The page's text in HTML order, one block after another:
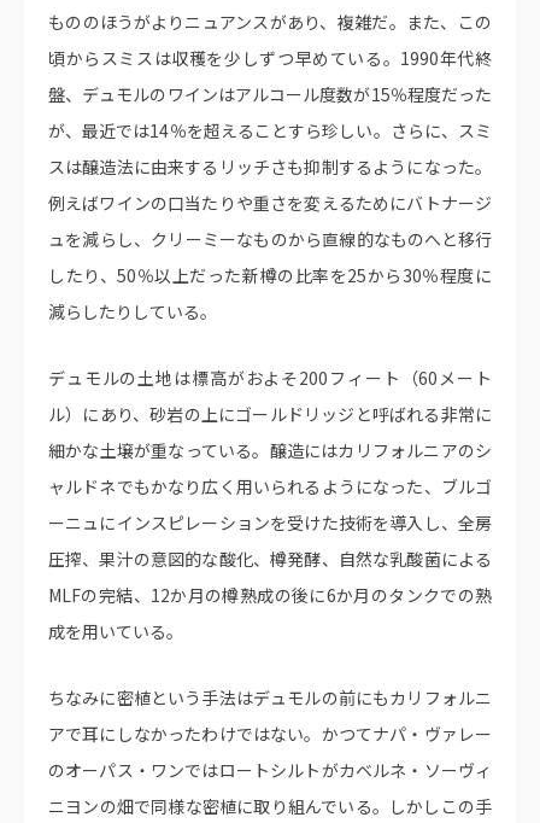
もののほうがよりニュアンスがあり、複雑だ。また、この
頃からスミスは収穫を少しずつ早めている。1990年代終
盤、デュモルのワインはアルコール度数が15％程度だった
が、最近では14％を超えることすら珍しい。さらに、スミ
スは醸造法に由来するリッチさも抑制するようになった。
例えばワインの口当たりや重さを変えるためにバトナージ
ュを減らし、クリーミーなものから直線的なものへと移行
したり、50％以上だった新樽の比率を25から30％程度に
減らしたりしている。
デュモルの土地は標高がおよそ200フィート（60メート
ル）にあり、砂岩の上にゴールドリッジと呼ばれる非常に
細かな土壌が重なっている。醸造にはカリフォルニアのシ
ャルドネでもかなり広く用いられるようになった、ブルゴ
ーニュにインスピレーションを受けた技術を導入し、全房
圧搾、果汁の意図的な酸化、樽発酵、自然な乳酸菌による
MLFの完結、12か月の樽熟成の後に6か月のタンクでの熟
成を用いている。
ちなみに密植という手法はデュモルの前にもカリフォルニ
アで耳にしなかったわけではない。かつてナパ・ヴァレー
のオーパス・ワンではロートシルトがカベルネ・ソーヴィ
ニヨンの畑で同様な密植に取り組んでいる。しかしこの手